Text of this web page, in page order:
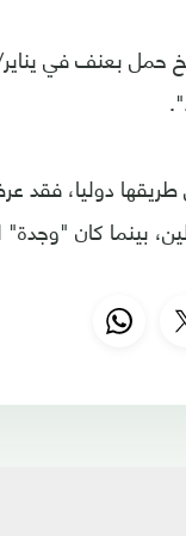
حمل بعنف في
دوليا، فقد
بينما كان "وجدة"